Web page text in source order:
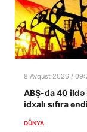
8 Avqust 2026 /
ABŞ-da 40 ildə
idxalı sıfıra
DÜNYA